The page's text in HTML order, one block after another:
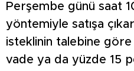
Perşembe günü saat
yöntemiyle satışa
isteklinin talebine
vade ya da yüzde 15